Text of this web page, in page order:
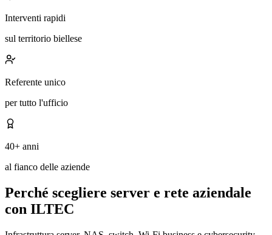
Interventi rapidi
sul territorio biellese
Referente unico
per tutto l'ufficio
40+ anni
al fianco delle aziende
Perché scegliere server e rete aziendale
con ILTEC